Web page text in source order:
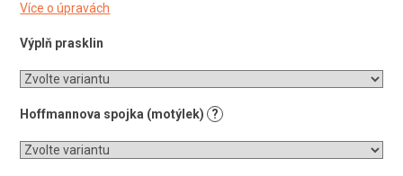
Více o úpravách
Výplň prasklin
Hoffmannova spojka (motýlek) ?